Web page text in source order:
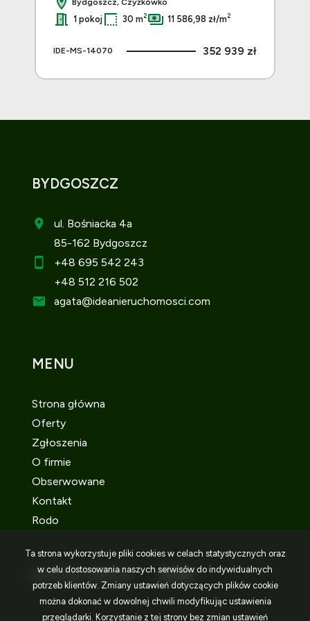
1 pokoj 30 m2 11 586,98 zł/m2
IDE-MS-14070 352 939 zł
BYDGOSZCZ
ul. Bośniacka 4a
85-162 Bydgoszcz
+48 695 542 243
+48 512 216 502
agata@ideanieruchomosci.com
MENU
Strona główna
Oferty
Zgłoszenia
O firmie
Obserwowane
Kontakt
Rodo
SOCIAL MEDIA Facebook
Facebook
Facebook
Ta strona wykorzystuje pliki cookies w celach statystycznych oraz
w celu dostosowania naszych serwisów do indywidualnych
potrzeb klientów. Zmiany ustawień dotyczących plików cookie
można dokonać w dowolnej chwili modyfikując ustawienia
przeglądarki. Korzystanie z tej strony bez zmian ustawień